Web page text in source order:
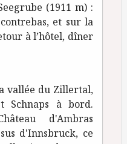
(1911 m) :
et sur la
à l’hôtel, dîner
vallée du Zillertal,
Schnaps à bord.
d'Ambras
d'Innsbruck, ce